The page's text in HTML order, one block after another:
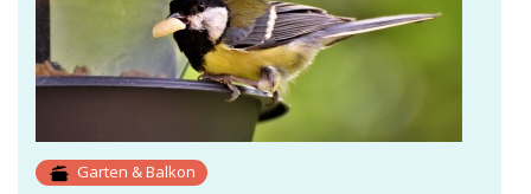
Garten & Balkon